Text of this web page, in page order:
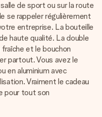
de sport ou sur la route
se rappeler régulièrement
entreprise. La bouteille
haute qualité. La double
et le bouchon
partout. Vous avez le
en aluminium avec
Vraiment le cadeau
pour tout son